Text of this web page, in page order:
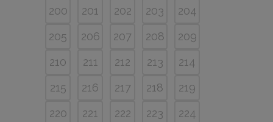
200
201 202 203
204
205
206 207 208
209
210
211 212 213
214
215
216 217 218
219
220
221 222 223
224